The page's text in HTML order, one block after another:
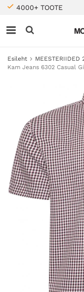
4000+ TOOTE
Esileht MEESTERIIDED
Kam Jeans 6302 Casual